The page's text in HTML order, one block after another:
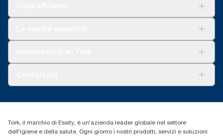
+39 0331 443896
Tork, il marchio di Essity, è un'azienda leader globale nel settore
dell'igiene e della salute. Ogni giorno i nostri prodotti, servizi e soluzioni